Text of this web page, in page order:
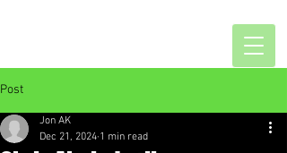
Post
Jon AK
Dec 21, 2024 1 min read